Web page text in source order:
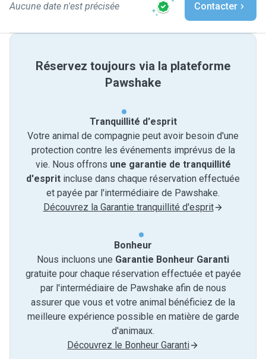
Aucune date n'est précisée Contacter
Réservez toujours via la plateforme
Pawshake
Tranquillité d'esprit
Votre animal de compagnie peut avoir besoin d'une
protection contre les événements imprévus de la
vie. Nous offrons une garantie de tranquillité
d'esprit incluse dans chaque réservation effectuée
et payée par l'intermédiaire de Pawshake.
Découvrez la Garantie tranquillité d'esprit
Bonheur
Nous incluons une Garantie Bonheur Garanti
gratuite pour chaque réservation effectuée et payée
par l'intermédiaire de Pawshake afin de nous
assurer que vous et votre animal bénéficiez de la
meilleure expérience possible en matière de garde
d'animaux.
Découvrez le Bonheur Garanti